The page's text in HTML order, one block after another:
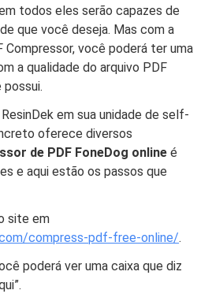
todos eles serão capazes de
que você deseja. Mas com a
Compressor, você poderá ter uma
a qualidade do arquivo PDF
em sua unidade de self-
oferece diversos
de PDF FoneDog online é
e aqui estão os passos que
site em
compress-pdf-free-online/.
poderá ver uma caixa que diz